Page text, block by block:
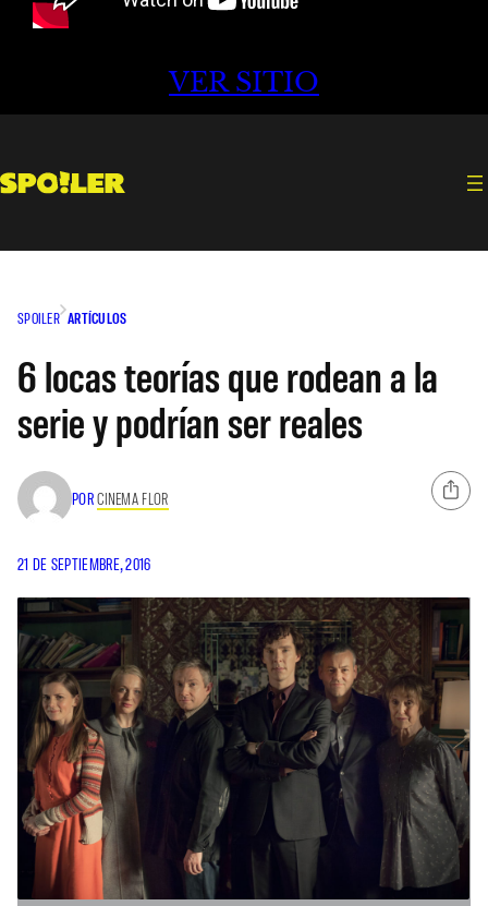
VER SITIO
SPOILER ARTÍCULOS
6 locas teorías que rodean a la
serie y podrían ser reales
PORCINEMA FLOR
21 DE SEPTIEMBRE, 2016